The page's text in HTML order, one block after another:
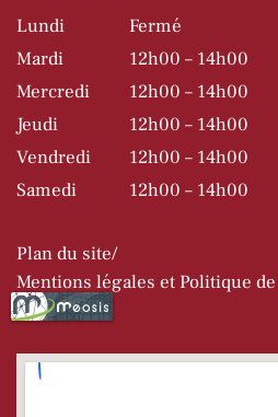
Lundi
Fermé
Mardi
12h00 – 14h00
Mercredi
12h00 – 14h00
Jeudi
12h00 – 14h00
Vendredi
12h00 – 14h00
Samedi
12h00 – 14h00
Plan du site
Mentions légales et Politique